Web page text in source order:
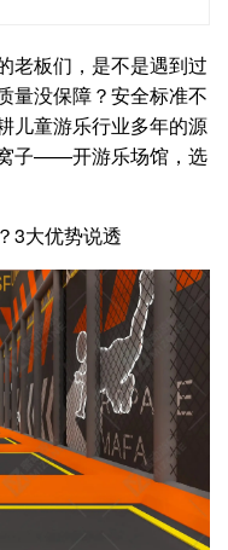
老板们，是不是遇到过
量没保障？安全标准不
儿童游乐行业多年的源
子——开游乐场馆，选
3大优势说透